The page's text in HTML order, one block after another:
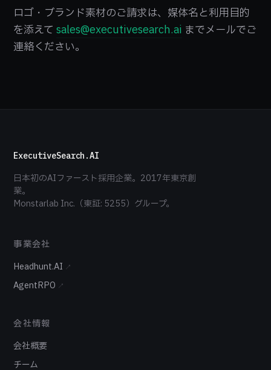
ロゴ・ブランド素材のご請求は、媒体名と利用目的
を添えてsales@executivesearch.ai までメールでご
連絡ください。
ExecutiveSearch.AI
日本初のAIファースト採用企業。2017年東京創
業。
Monstarlab Inc.（東証: 5255）グループ。
事業会社
Headhunt.AI
↗
AgentRPO ↗
会社情報
会社概要
チーム